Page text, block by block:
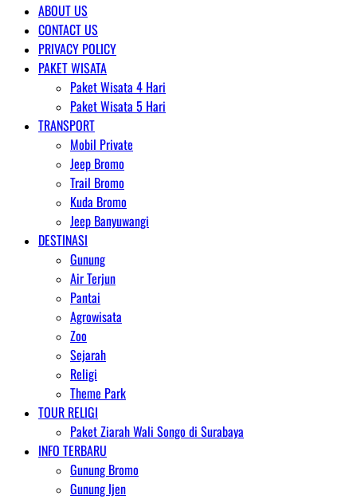
ABOUT US
CONTACT US
PRIVACY POLICY
PAKET WISATA
Paket Wisata 4 Hari
Paket Wisata 5 Hari
TRANSPORT
Mobil Private
Jeep Bromo
Trail Bromo
Kuda Bromo
Jeep Banyuwangi
DESTINASI
Gunung
Air Terjun
Pantai
Agrowisata
Zoo
Sejarah
Religi
Theme Park
TOUR RELIGI
Paket Ziarah Wali Songo di Surabaya
INFO TERBARU
Gunung Bromo
Gunung Ijen